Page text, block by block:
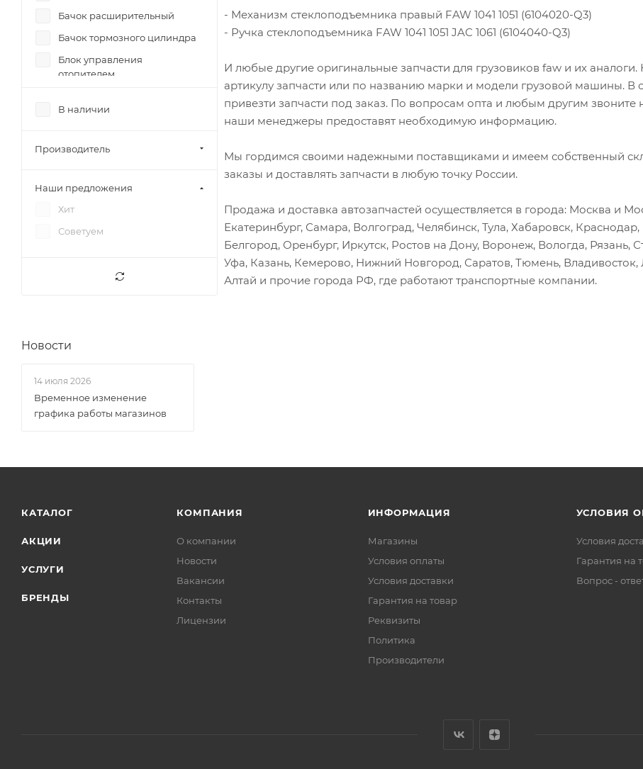
- Механизм стеклоподъемника правый FAW 1041 1051 (6104020-Q3)
- Ручка стеклоподъемника FAW 1041 1051 JAC 1061 (6104040-Q3)
И любые другие оригинальные запчасти для грузовиков faw и их
артикулу запчасти или по названию марки и модели грузовой машины. В
привезти запчасти под заказ. По вопросам опта и любым другим
наши менеджеры предоставят необходимую информацию.
Мы гордимся своими надежными поставщиками и имеем собственный
заказы и доставлять запчасти в любую точку России.
Продажа и доставка автозапчастей осуществляется в города: Москва и
Екатеринбург, Самара, Волгоград, Челябинск, Тула, Хабаровск,
Белгород, Оренбург, Иркутск, Ростов на Дону, Воронеж, Вологда,
Уфа, Казань, Кемерово, Нижний Новгород, Саратов, Тюмень,
Алтай и прочие города РФ, где работают транспортные компании.
Фав 3252
Фав 3312
Фав J6
Фотон 1051
Фотон 1069
Фотон 1089
Юджин 1020
Юджин 1080
Бачок расширительный
Бачок тормозного цилиндра
Блок управления
отопителем
Вал рулевой
Венец маховика
Винт регулировочный
Выключатели
Гайки, шпильки
Гильзы
Зеркала
Клапаны
Козырек солнцезащитный
В наличии
Производитель
Наши предложения
Хит
Советуем
Новости
14 июля 2026
Временное изменение
графика работы магазинов
КАТАЛОГ
АКЦИИ
УСЛУГИ
БРЕНДЫ
КОМПАНИЯ
О компании
Новости
Вакансии
Контакты
Лицензии
ИНФОРМАЦИЯ
Магазины
Условия оплаты
Условия доставки
Гарантия на товар
Реквизиты
Политика
Производители
УСЛОВИЯ
Условия
Гарантия на
Вопрос -